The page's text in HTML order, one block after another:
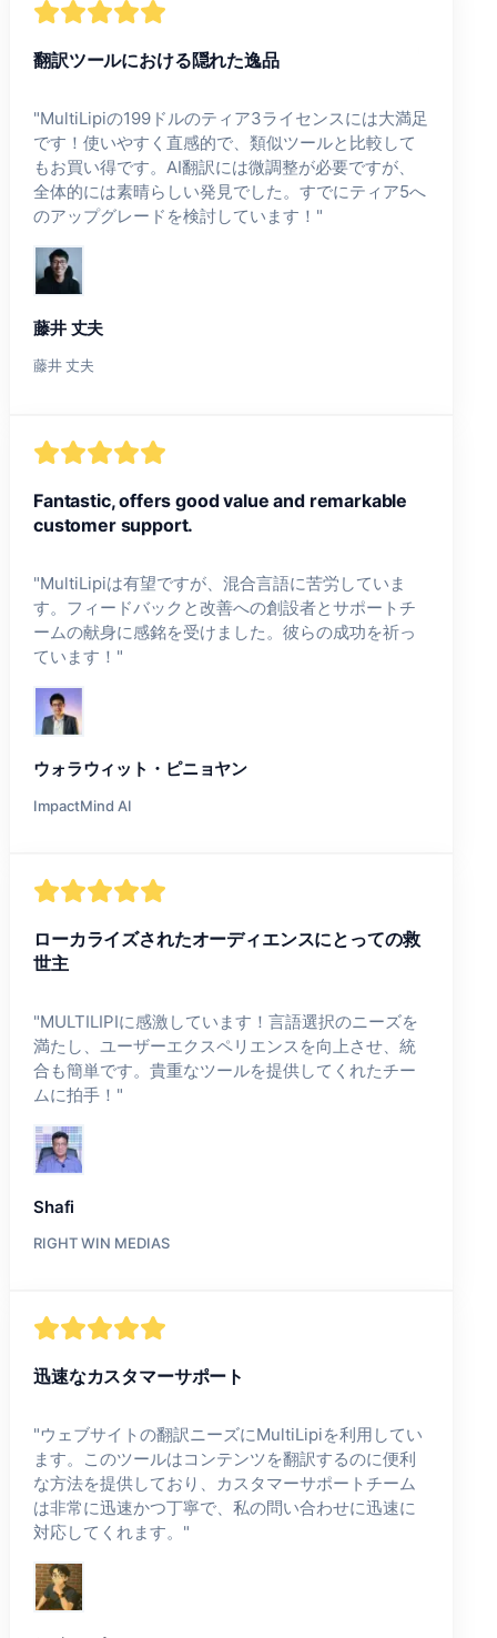
翻訳ツールにおける隠れた逸品
"MultiLipiの199ドルのティア3ライセンスには大満足
です！使いやすく直感的で、類似ツールと比較して
もお買い得です。AI翻訳には微調整が必要ですが、
全体的には素晴らしい発見でした。すでにティア5へ
のアップグレードを検討しています！ "
藤井 丈夫
藤井 丈夫
Fantastic, offers good value and remarkable
customer support.
"MultiLipiは有望ですが、混合言語に苦労していま
す。フィードバックと改善への創設者とサポートチ
ームの献身に感銘を受けました。彼らの成功を祈っ
ています！ "
ウォラウィット・ピニョヤン
ImpactMind AI
ローカライズされたオーディエンスにとっての救
世主
"MULTILIPIに感激しています！言語選択のニーズを
満たし、ユーザーエクスペリエンスを向上させ、統
合も簡単です。貴重なツールを提供してくれたチー
ムに拍手！ "
Shafi
RIGHT WIN MEDIAS
迅速なカスタマーサポート
"ウェブサイトの翻訳ニーズにMultiLipiを利用してい
ます。このツールはコンテンツを翻訳するのに便利
な方法を提供しており、カスタマーサポートチーム
は非常に迅速かつ丁寧で、私の問い合わせに迅速に
対応してくれます。 "